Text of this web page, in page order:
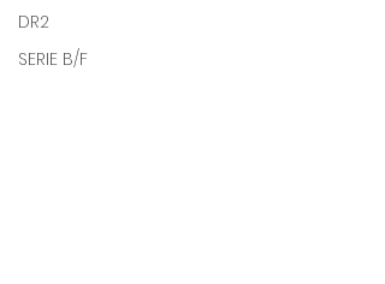
DR2
SERIE B/F